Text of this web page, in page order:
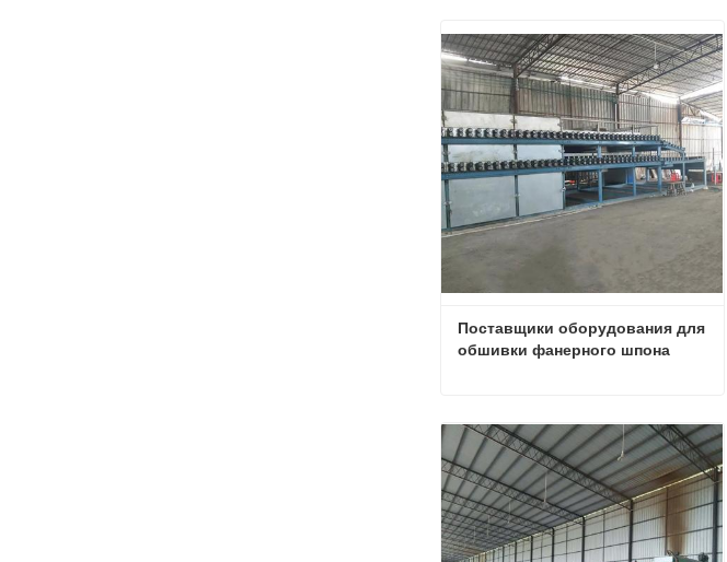
Свяжитесь с нами
Поставщики оборудования для
обшивки фанерного шпона
Поставщики оборудования для обшивки фанерного шпона
Свяжитесь с нами